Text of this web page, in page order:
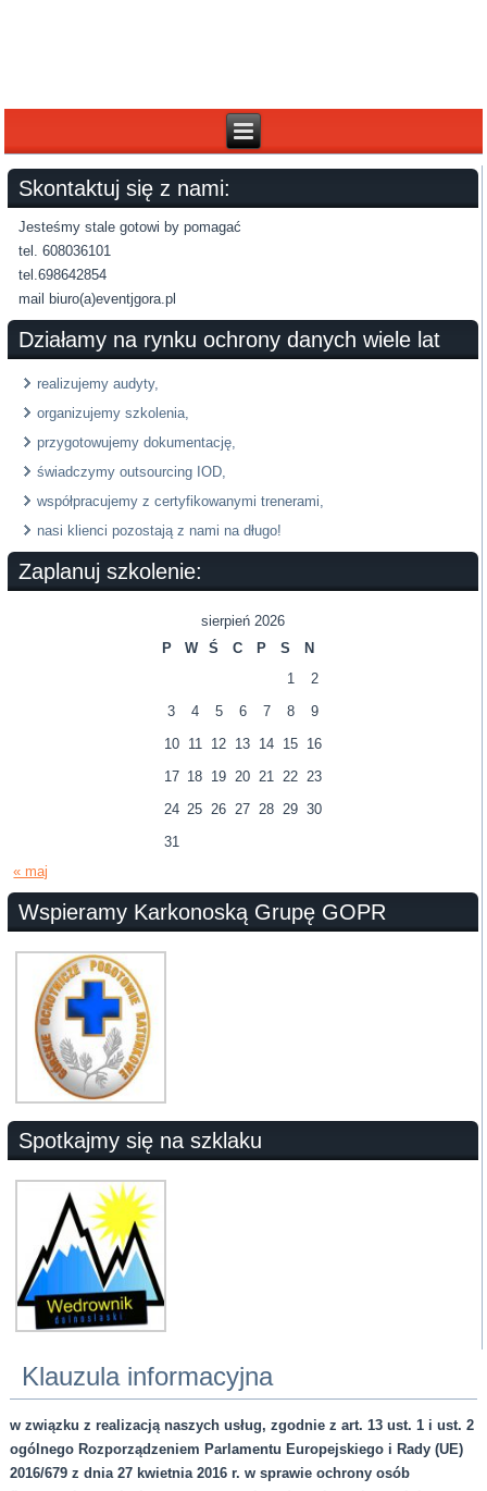
Skontaktuj się z nami:
Jesteśmy stale gotowi by pomagać
tel. 608036101
tel.698642854
mail biuro(a)eventjgora.pl
Działamy na rynku ochrony danych wiele lat
realizujemy audyty,
organizujemy szkolenia,
przygotowujemy dokumentację,
świadczymy outsourcing IOD,
współpracujemy z certyfikowanymi trenerami,
nasi klienci pozostają z nami na długo!
Zaplanuj szkolenie:
sierpień 2026
P
W Ś C P S
N
1
2
3
4 5 6 7 8
9
10
11 12 13 14 15 16
17 18 19 20 21 22 23
24 25 26 27 28 29 30
31
« maj
Wspieramy Karkonoską Grupę GOPR
Spotkajmy się na szklaku
Klauzula informacyjna
w związku z realizacją naszych usług, zgodnie z art. 13 ust. 1 i ust. 2
ogólnego Rozporządzeniem Parlamentu Europejskiego i Rady (UE)
2016/679 z dnia 27 kwietnia 2016 r. w sprawie ochrony osób